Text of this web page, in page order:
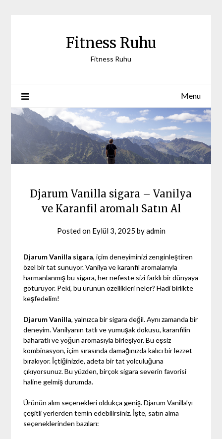
Fitness Ruhu
Fitness Ruhu
Menu
Djarum Vanilla sigara – Vanilya
ve Karanfil aromalı Satın Al
Posted on Eylül 3, 2025 byadmin
Djarum Vanilla sigara, içim deneyiminizi zenginleştiren
özel bir tat sunuyor. Vanilya ve karanfil aromalarıyla
harmanlanmış bu sigara, her nefeste sizi farklı bir dünyaya
götürüyor. Peki, bu ürünün özellikleri neler? Hadi birlikte
keşfedelim!
Djarum Vanilla, yalnızca bir sigara değil. Aynı zamanda bir
deneyim. Vanilyanın tatlı ve yumuşak dokusu, karanfilin
baharatlı ve yoğun aromasıyla birleşiyor. Bu eşsiz
kombinasyon, içim sırasında damağınızda kalıcı bir lezzet
bırakıyor. İçtiğinizde, adeta bir tat yolculuğuna
çıkıyorsunuz. Bu yüzden, birçok sigara severin favorisi
haline gelmiş durumda.
Ürünün alım seçenekleri oldukça geniş. Djarum Vanilla’yı
çeşitli yerlerden temin edebilirsiniz. İşte, satın alma
seçeneklerinden bazıları: